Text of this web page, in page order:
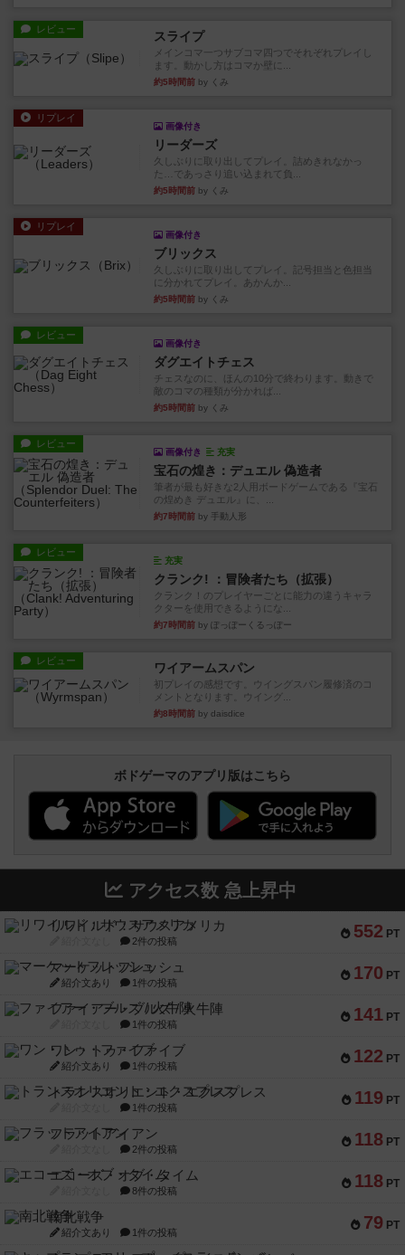
レビュー スライプ
メインコマ一つサブコマ四つでそれぞれプレイし
ます。動かし方はコマか壁に...
約5時間前 by くみ
リプレイ
画像付き
リーダーズ
久しぶりに取り出してプレイ。詰めきれなかっ
た…であっさり追い込まれて負...
約5時間前 by くみ
リプレイ
画像付き
ブリックス
久しぶりに取り出してプレイ。記号担当と色担当
に分かれてプレイ。あかんか...
約5時間前 by くみ
レビュー
画像付き
ダグエイトチェス
チェスなのに、ほんの10分で終わります。動きで
敵のコマの種類が分かれば...
約5時間前 by くみ
レビュー
画像付き 充実
宝石の煌き：デュエル 偽造者
筆者が最も好きな2人用ボードゲームである『宝石
の煌めき デュエル』に、...
約7時間前 by 手動人形
レビュー
充実
クランク! ：冒険者たち（拡張）
クランク！のプレイヤーごとに能力の違うキャラ
クターを使用できるようにな...
約7時間前 by ぽっぽーくるっぽー
レビュー ワイアームスパン
初プレイの感想です。ウイングスパン履修済のコ
メントとなります。ウイング...
約8時間前 by daisdice
ボドゲーマのアプリ版はこちら
アクセス数 急上昇中
552 PT
リワイルド：サウスアメリカ
2件の投稿
170 PT
マーケットフレッシュ
紹介文あり 1件の投稿
141 PT
ファイアー・ブルズ / 火牛陣
1件の投稿
122 PT
ワン・トゥ・ファイブ
紹介文あり 1件の投稿
119 PT
トランスオリエント・エクスプレス
1件の投稿
118 PT
フラットアイアン
2件の投稿
118 PT
エコーズ・オブ・タイム
8件の投稿
79 PT
南北戦争
紹介文あり 1件の投稿